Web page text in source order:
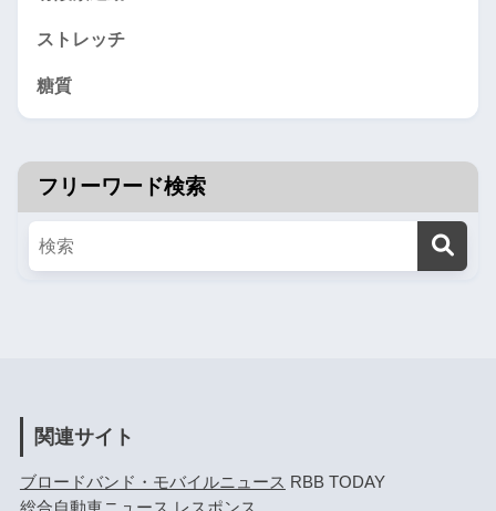
ストレッチ
糖質
フリーワード検索
関連サイト
ブロードバンド・モバイルニュース RBB TODAY